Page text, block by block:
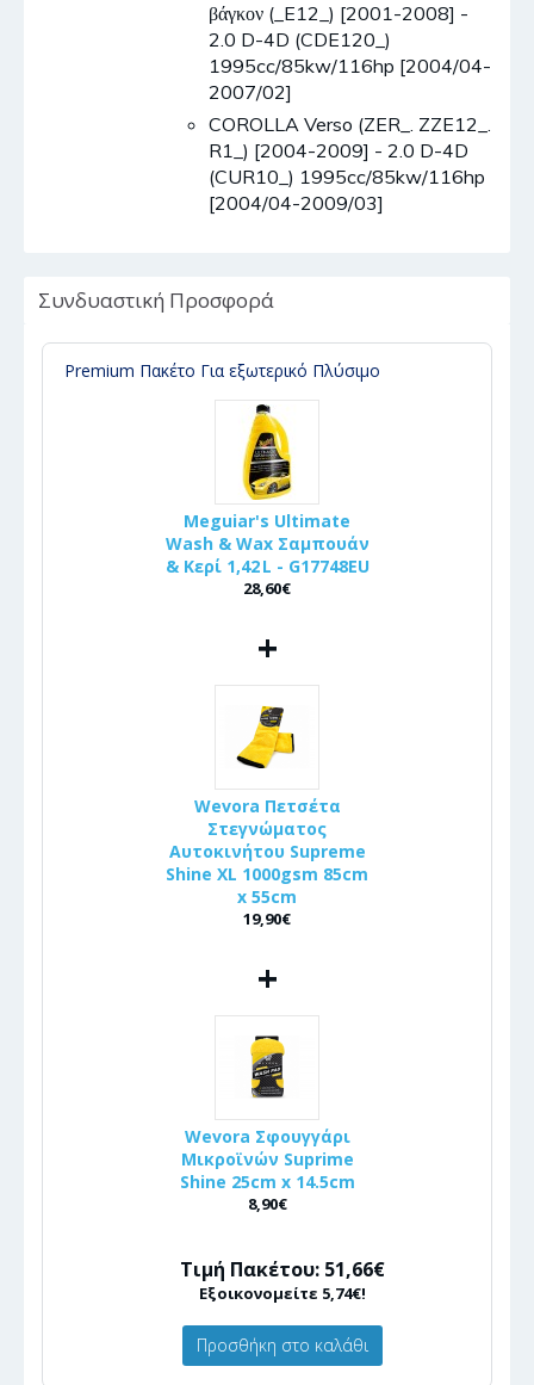
βάγκον (_E12_) [2001-2008] -
2.0 D-4D (CDE120_)
1995cc/85kw/116hp [2004/04-
2007/02]
COROLLA Verso (ZER_. ZZE12_.
R1_) [2004-2009] - 2.0 D-4D
(CUR10_) 1995cc/85kw/116hp
[2004/04-2009/03]
Συνδυαστική Προσφορά
Premium Πακέτο Για εξωτερικό Πλύσιμο
Meguiar's Ultimate
Wash & Wax Σαμπουάν
& Κερί 1,42 L - G17748EU
28,60€
+
Wevora Πετσέτα
Στεγνώματος
Αυτοκινήτου Supreme
Shine XL 1000gsm 85cm
x 55cm
19,90€
+
Wevora Σφουγγάρι
Μικροϊνών Suprime
Shine 25cm x 14.5cm
8,90€
Τιμή Πακέτου: 51,66€
Εξοικονομείτε 5,74€!
Προσθήκη στο καλάθι